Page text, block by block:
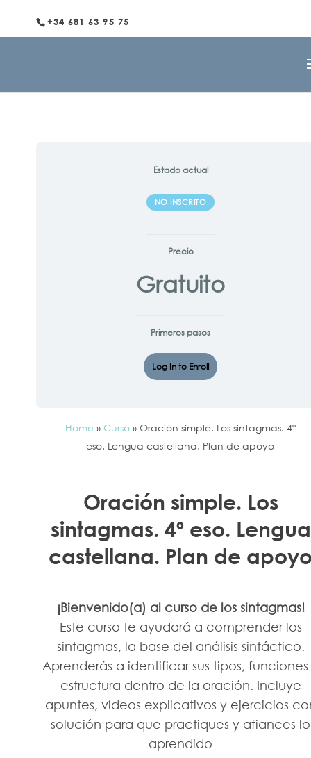
+34 681 63 95 75
Estado actual
NO INSCRITO
Precio
Gratuito
Primeros pasos
Log In to Enroll
Home» Curso» Oración simple. Los sintagmas. 4º
eso. Lengua castellana. Plan de apoyo
Oración simple. Los
sintagmas. 4º eso. Lengua
castellana. Plan de
¡Bienvenido(a) al curso de los sintagmas!
Este curso te ayudará a comprender los
sintagmas, la base del análisis sintáctico.
Aprenderás a identificar sus tipos, funciones
estructura dentro de la oración. Incluye
apuntes, vídeos explicativos y ejercicios
solución para que practiques y afiances lo
aprendido